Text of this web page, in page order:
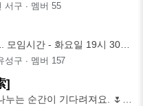
서구 ∙ 멤버 55
성구 ∙ 멤버 157
]
순간이 기다려져요. 🌷모